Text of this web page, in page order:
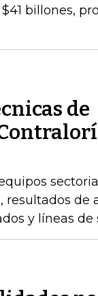
billones,
de
de
y líneas